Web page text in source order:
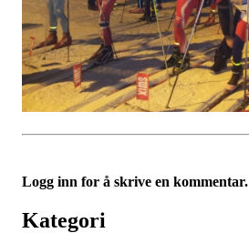
Logg inn for å skrive en kommentar.
Kategori